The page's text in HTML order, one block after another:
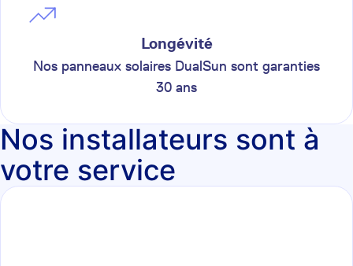
Longévité
Nos panneaux solaires DualSun sont garanties
30 ans
Nos installateurs sont à
votre service